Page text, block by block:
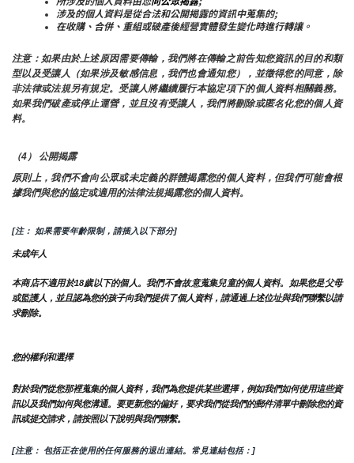
涉及的個人資料是從合法和公開揭露的資訊中蒐集的;
在收購、合併、重組或破產後經營實體發生變化時進行轉讓。
注意：如果由於上述原因需要傳輸，我們將在傳輸之前告知您資訊的目的和類
型以及受讓人（如果涉及敏感信息，我們也會通知您），並徵得您的同意，除
非法律或法規另有規定。受讓人將繼續履行本協定項下的個人資料相關義務。
如果我們破產或停止運營，並且沒有受讓人，我們將刪除或匿名化您的個人資
料。
（4） 公開揭露
原則上，我們不會向公眾或未定義的群體揭露您的個人資料，但我們可能會根
據我們與您的協定或適用的法律法規揭露您的個人資料。
[注： 如果需要年齡限制，請插入以下部分]
未成年人
本商店不適用於18歲以下的個人。我們不會故意蒐集兒童的個人資料。如果您是父母
或監護人，並且認為您的孩子向我們提供了個人資料，請通過上述位址與我們聯繫以請
求刪除。
您的權利和選擇
對於我們從您那裡蒐集的個人資料，我們為您提供某些選擇，例如我們如何使用這些資
訊以及我們如何與您溝通。要更新您的偏好，要求我們從我們的郵件清單中刪除您的資
訊或提交請求，請按照以下說明與我們聯繫。
[注意： 包括正在使用的任何服務的退出連結。常見連結包括：]